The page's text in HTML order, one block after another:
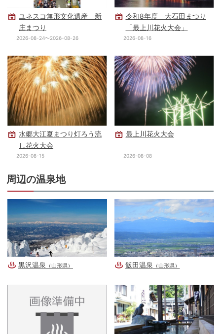
ユネスコ無形文化遺産 新
庄まつり
2026-08-24〜2026-08-26
令和8年度 大石田まつり
「最上川花火大会」
2026-08-16
水郷大江夏まつり灯ろう流
し花火大会
2026-08-15
最上川花火大会
2026-08-08
周辺の温泉地
黒沢温泉 （山形県） 飯田温泉 （山形県）